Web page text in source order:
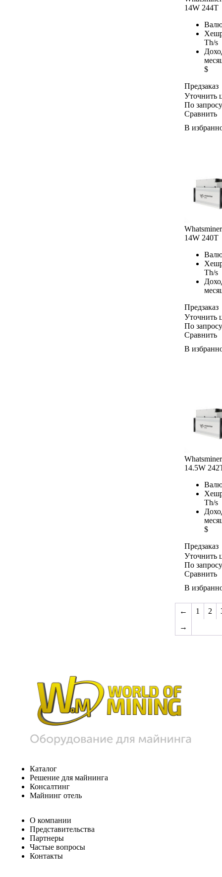
14W 244T
Th/s
$
Предзаказ
Уточнить
По запросу
Сравнить
В
14W 240T
Th/s
Предзаказ
Уточнить
По запросу
Сравнить
В
14.5W
Th/s
$
Предзаказ
Уточнить
По запросу
Сравнить
В
← 1 2
→
Каталог
Решение для майнинга
Консалтинг
Майнинг отель
О компании
Представительства
Партнеры
Частые вопросы
Контакты